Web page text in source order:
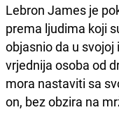
Lebron James je
prema ljudima koji
objasnio da u svojoj
vrjednija osoba od
mora nastaviti sa
on, bez obzira na